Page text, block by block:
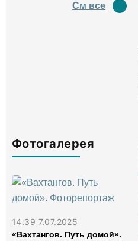
См все
Фотогалерея
14:39 7.07.2025
«Вахтангов. Путь домой».